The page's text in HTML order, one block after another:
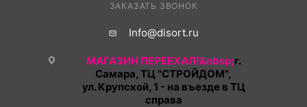
ЗАКАЗАТЬ ЗВОНОК
Info@disort.ru
МАГАЗИН ПЕРЕЕХАЛ!&nbsp;г.
Самара, ТЦ "СТРОЙДОМ",
ул. Крупской, 1 - на въезде в ТЦ
справа